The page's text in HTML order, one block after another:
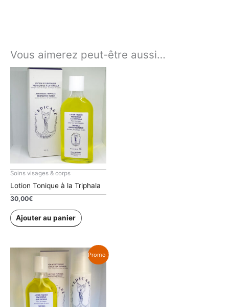
Vous aimerez peut-être aussi…
Soins visages & corps
Lotion Tonique à la Triphala
30,00€
Ajouter au panier
Promo !